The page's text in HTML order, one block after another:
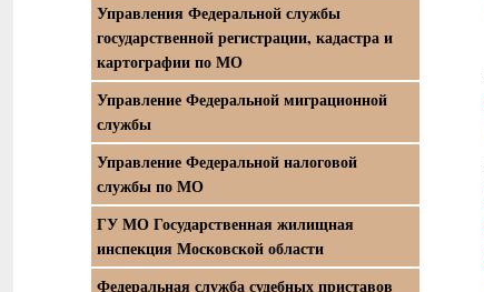
Управления Федеральной службы
государственной регистрации, кадастра и
картографии по МО
Управление Федеральной миграционной
службы
Управление Федеральной налоговой
службы по МО
ГУ МО Государственная жилищная
инспекция Московской области
Федеральная служба судебных приставов